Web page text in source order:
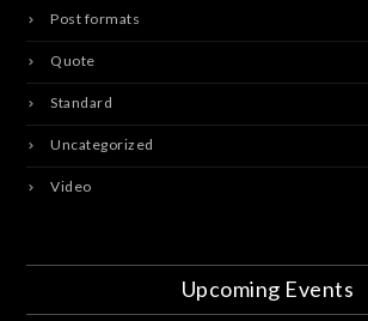
Post formats
Quote
Standard
Uncategorized
Video
Upcoming Events